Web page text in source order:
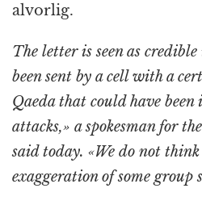
alvorlig.
The letter is seen as
been sent by a cell with a
Qaeda that could have
attacks,» a spokesman for
said today. «We do not
exaggeration of some group